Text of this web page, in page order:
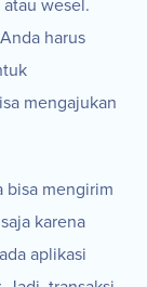
wesel.
harus
mengajukan
bisa mengirim
karena
aplikasi